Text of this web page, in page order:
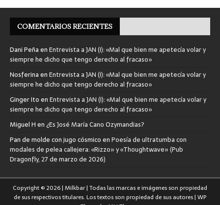
COMENTARIOS RECIENTES
Dani PeñaenEntrevista a JAN (I): «Mal que bien me apetecía volar y
siempre he dicho que tengo derecho al fracaso»
NosferinaenEntrevista a JAN (I): «Mal que bien me apetecía volar y
siempre he dicho que tengo derecho al fracaso»
Ginger ItoenEntrevista a JAN (I): «Mal que bien me apetecía volar y
siempre he dicho que tengo derecho al fracaso»
Miguel Hen¿Es José María Cano Ozymandias?
Pan de molde con jugo cósmicoenPoesía de ultratumba con
modales de pelea callejera: «Rizzo» y «Thoughtwave» (Pub
Dragonfly, 27 de marzo de 2026)
Copyright © 2026 | Milkbar | Todas las marcas e imágenes son propiedad
de sus respectivos titulares. Los textos son propiedad de sus autores | WP